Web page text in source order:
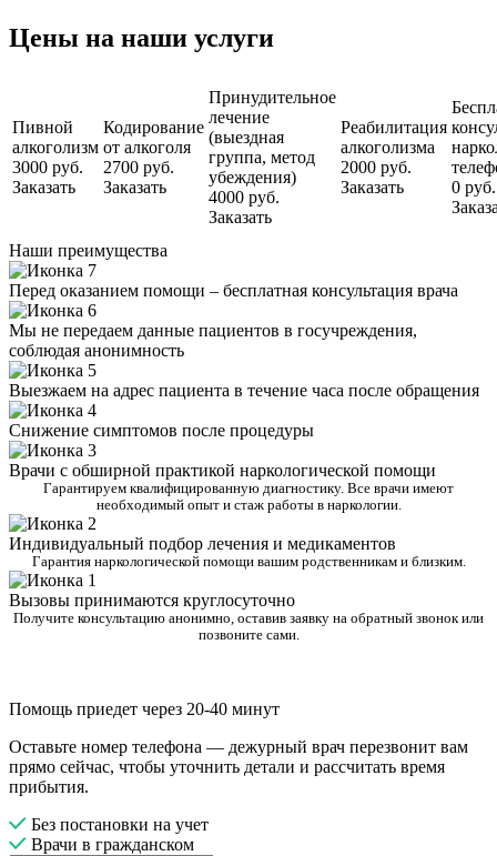
Цены на наши услуги
Пивной
алкоголизм
3000 руб.
Заказать
Кодирование
от алкоголя
2700 руб.
Заказать
Принудительное
лечение
(выездная
группа, метод
убеждения)
4000 руб.
Заказать
Реабилитация
алкоголизма
2000 руб.
Заказать
0 руб.
Наши преимущества
Перед оказанием помощи – бесплатная консультация врача
Мы не передаем данные пациентов в госучреждения,
соблюдая анонимность
Выезжаем на адрес пациента в течение часа после обращения
Снижение симптомов после процедуры
Врачи с обширной практикой наркологической помощи
Гарантируем квалифицированную диагностику. Все врачи имеют
необходимый опыт и стаж работы в наркологии.
Индивидуальный подбор лечения и медикаментов
Гарантия наркологической помощи вашим родственникам и близким.
Вызовы принимаются круглосуточно
Получите консультацию анонимно, оставив заявку на обратный звонок или
позвоните сами.
Помощь приедет через 20-40 минут
Оставьте номер телефона — дежурный врач перезвонит вам
прямо сейчас, чтобы уточнить детали и рассчитать время
прибытия.
Без постановки на учет
Врачи в гражданском